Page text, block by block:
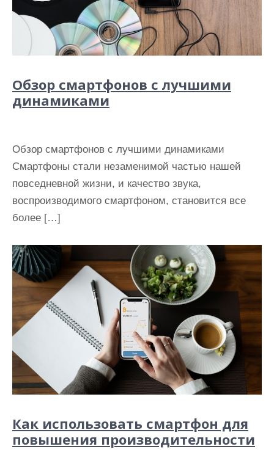
Обзор смартфонов с лучшими
динамиками
Обзор смартфонов с лучшими динамиками
Смартфоны стали незаменимой частью нашей
повседневной жизни, и качество звука,
воспроизводимого смартфоном, становится все
более […]
Как использовать смартфон для
повышения производительности